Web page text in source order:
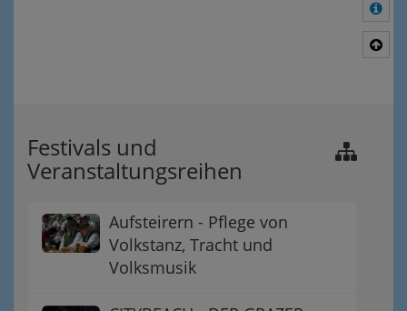
Festivals und
Veranstaltungsreihen
Aufsteirern - Pflege von
Volkstanz, Tracht und
Volksmusik